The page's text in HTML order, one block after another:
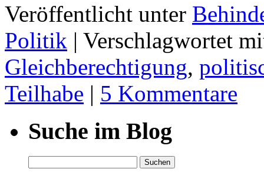
Veröffentlicht unter
Politik | Verschlagwortet
Gleichberechtigung,
Teilhabe | 5 Kommentare
Suche im Blog
nach: